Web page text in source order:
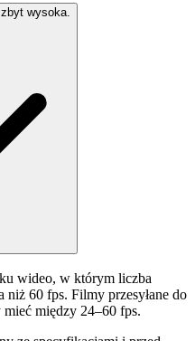
wysoka.
wideo, w którym liczba
niż 60 fps. Filmy przesyłane do
między 24–60 fps.